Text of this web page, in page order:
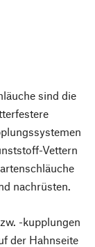
sind die
Vettern
nachrüsten.
-kupplungen
der Hahnseite